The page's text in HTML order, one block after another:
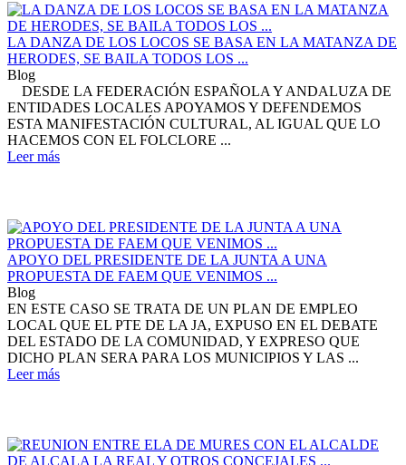
LA DANZA DE LOS LOCOS SE BASA EN LA MATANZA DE
HERODES, SE BAILA TODOS LOS ...
Blog
DESDE LA FEDERACIÓN ESPAÑOLA Y ANDALUZA DE
ENTIDADES LOCALES APOYAMOS Y DEFENDEMOS
ESTA MANIFESTACIÓN CULTURAL, AL IGUAL QUE LO
HACEMOS CON EL FOLCLORE ...
Leer más
APOYO DEL PRESIDENTE DE LA JUNTA A UNA
PROPUESTA DE FAEM QUE VENIMOS ...
Blog
EN ESTE CASO SE TRATA DE UN PLAN DE EMPLEO
LOCAL QUE EL PTE DE LA JA, EXPUSO EN EL DEBATE
DEL ESTADO DE LA COMUNIDAD, Y EXPRESO QUE
DICHO PLAN SERA PARA LOS MUNICIPIOS Y LAS ...
Leer más